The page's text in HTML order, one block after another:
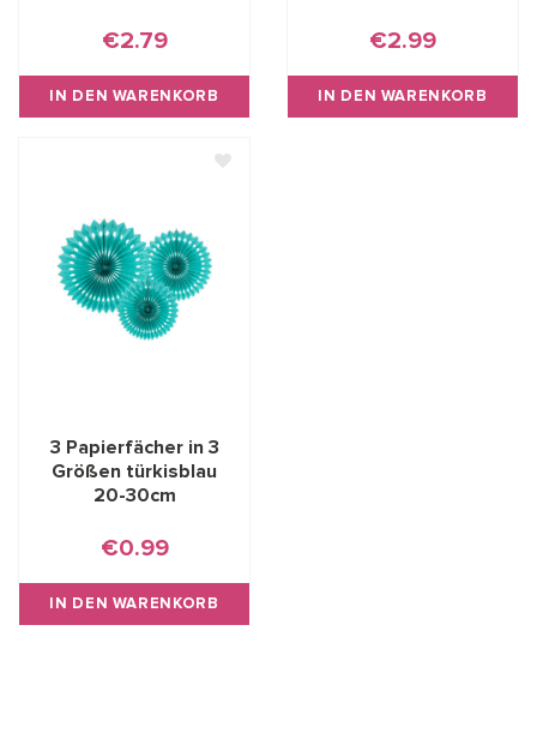
€2.79
IN DEN WARENKORB
€2.99
IN DEN WARENKORB
3 Papierfächer in 3
Größen türkisblau
20-30cm
€0.99
IN DEN WARENKORB